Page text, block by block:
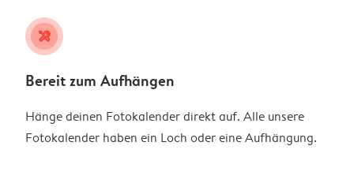
tools
Bereit zum Aufhängen
Hänge deinen Fotokalender direkt auf. Alle unsere
Fotokalender haben ein Loch oder eine Aufhängung.